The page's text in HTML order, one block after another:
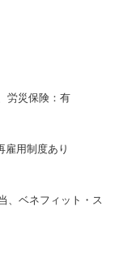
労災保険：有
雇用制度あり
、ベネフィット・ス